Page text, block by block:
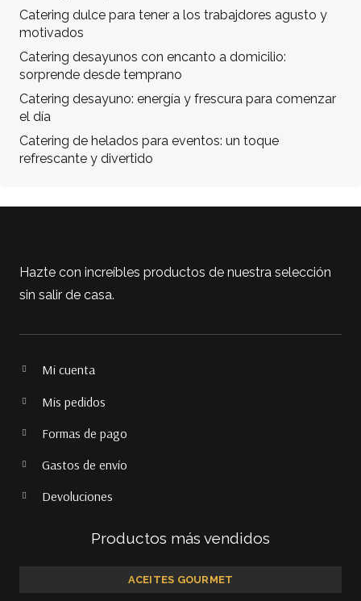
Catering dulce para tener a los trabajdores agusto y
motivados
Catering desayunos con encanto a domicilio:
sorprende desde temprano
Catering desayuno: energía y frescura para comenzar
el día
Catering de helados para eventos: un toque
refrescante y divertido
Hazte con increíbles productos de nuestra selección
sin salir de casa.
Mi cuenta
Mis pedidos
Formas de pago
Gastos de envío
Devoluciones
Productos más vendidos
ACEITES GOURMET